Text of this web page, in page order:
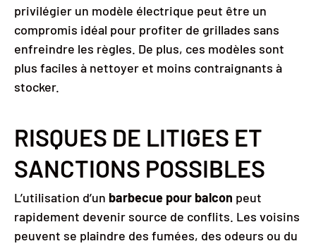
privilégier un modèle électrique peut être un
compromis idéal pour profiter de grillades sans
enfreindre les règles. De plus, ces modèles sont
plus faciles à nettoyer et moins contraignants à
stocker.
RISQUES DE LITIGES ET
SANCTIONS POSSIBLES
L’utilisation d’un barbecue pour balcon peut
rapidement devenir source de conflits. Les voisins
peuvent se plaindre des fumées, des odeurs ou du